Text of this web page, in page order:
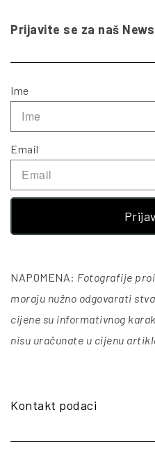
Prijavite se za naš
Ime
Email
NAPOMENA: Fotografije
moraju nužno odgovarati
cijene su informativnog
nisu uračunate u cijenu
Kontakt podaci